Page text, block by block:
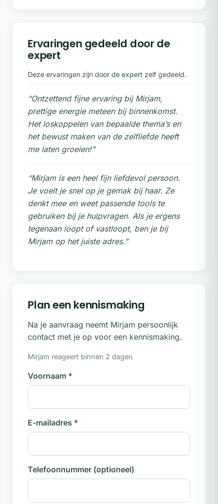
Ervaringen gedeeld door de
expert
Deze ervaringen zijn door de expert zelf gedeeld.
“Ontzettend fijne ervaring bij Mirjam,
prettige energie meteen bij binnenkomst.
Het loskoppelen van bepaalde thema’s en
het bewust maken van de zelfliefde heeft
me laten groeien!”
“Mirjam is een heel fijn liefdevol persoon.
Je voelt je snel op je gemak bij haar. Ze
denkt mee en weet passende tools te
gebruiken bij je hulpvragen. Als je ergens
tegenaan loopt of vastloopt, ben je bij
Mirjam op het juiste adres.”
Plan een kennismaking
Na je aanvraag neemt Mirjam persoonlijk
contact met je op voor een kennismaking.
Mirjam reageert binnen 2 dagen
Voornaam *
E-mailadres *
Telefoonnummer (optioneel)